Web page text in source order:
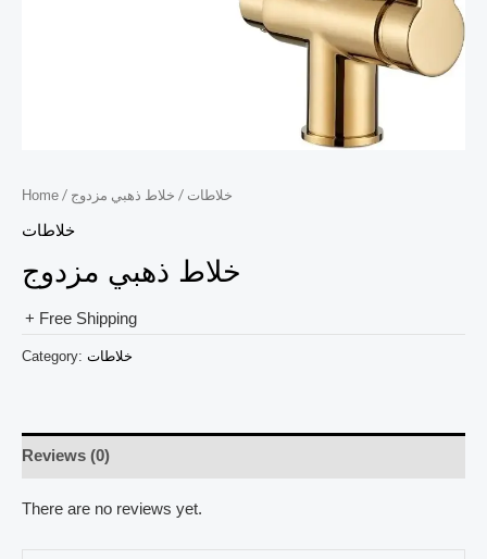
Home / خلاطات / خلاط ذهبي مزدوج
خلاطات
خلاط ذهبي مزدوج
+ Free Shipping
Category: خلاطات
Reviews (0)
There are no reviews yet.